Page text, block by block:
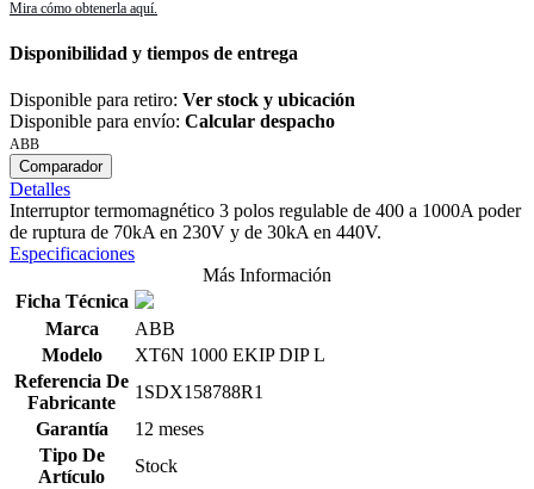
Disponibilidad y tiempos de entrega
Disponible para retiro: Ver stock y ubicación
Disponible para envío: Calcular despacho
ABB
Comparador
Detalles
Interruptor termomagnético 3 polos regulable de 400 a 1000A poder
de ruptura de 70kA en 230V y de 30kA en 440V.
Especificaciones
Más Información
Ficha Técnica
Marca
ABB
Modelo
XT6N 1000 EKIP DIP L
Referencia De
Fabricante
1SDX158788R1
Garantía
12 meses
Tipo De
Artículo
Stock